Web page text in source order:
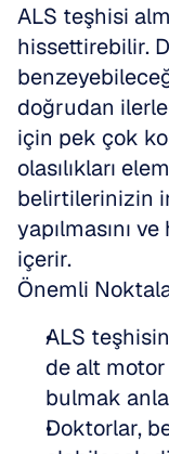
ALS teşhisi
hissettirebilir.
doğrudan
için pek çok
olasılıkları
belirtilerinizin
yapılmasını
içerir.
Önemli
ALS
de alt
bulmak
Doktorlar,